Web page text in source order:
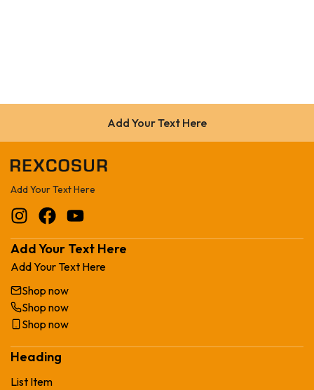
Add Your Text Here
Add Your Text Here
Add Your Text Here
Add Your Text Here
Shop now
Shop now
Shop now
Heading
List Item